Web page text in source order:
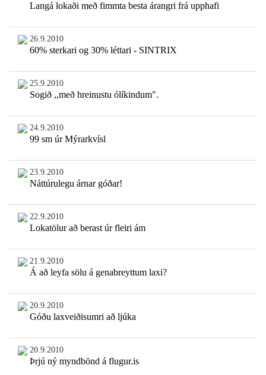
Langá lokaði með fimmta besta árangri frá upphafi
26.9.2010
60% sterkari og 30% léttari - SINTRIX
25.9.2010
Sogið ,,með hreinustu ólíkindum".
24.9.2010
99 sm úr Mýrarkvísl
23.9.2010
Náttúrulegu árnar góðar!
22.9.2010
Lokatölur að berast úr fleiri ám
21.9.2010
Á að leyfa sölu á genabreyttum laxi?
20.9.2010
Góðu laxveiðisumri að ljúka
20.9.2010
Þrjú ný myndbönd á flugur.is